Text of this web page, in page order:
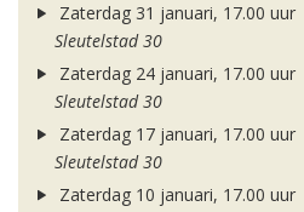
Zaterdag 31 januari, 17.00 uur
Sleutelstad 30
Zaterdag 24 januari, 17.00 uur
Sleutelstad 30
Zaterdag 17 januari, 17.00 uur
Sleutelstad 30
Zaterdag 10 januari, 17.00 uur